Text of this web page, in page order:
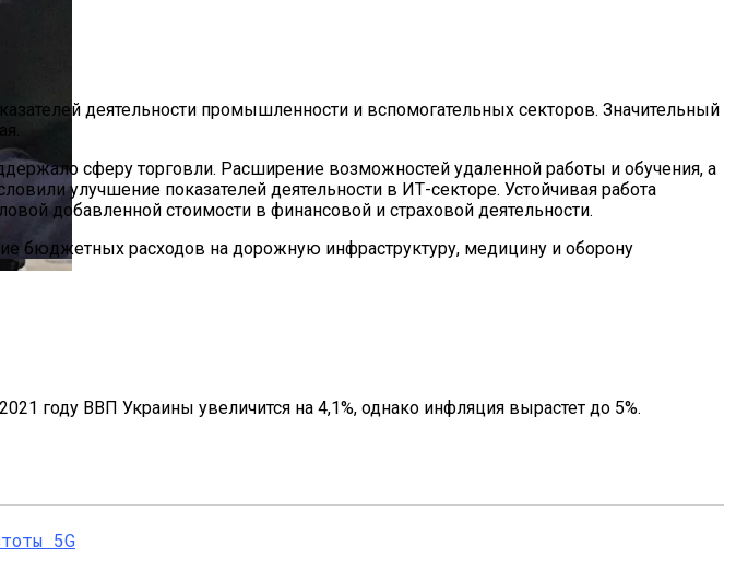
Обстановки
деятельности промышленности и вспомогательных секторов. Значительный
сферу торговли. Расширение возможностей удаленной работы и обучения, а
улучшение показателей деятельности в ИТ-секторе. Устойчивая работа
добавленной стоимости в финансовой и страховой деятельности.
бюджетных расходов на дорожную инфраструктуру, медицину и оборону
году ВВП Украины увеличится на 4,1%, однако инфляция вырастет до 5%.